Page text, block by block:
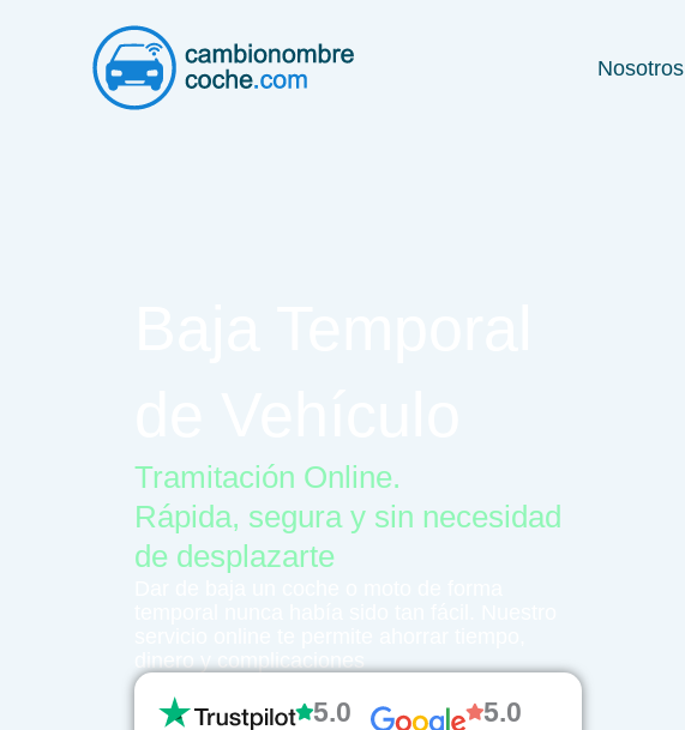
Nosotros
Tramitación Online.
Rápida, segura y sin necesidad
de desplazarte
dinero y complicaciones
5.0 5.0